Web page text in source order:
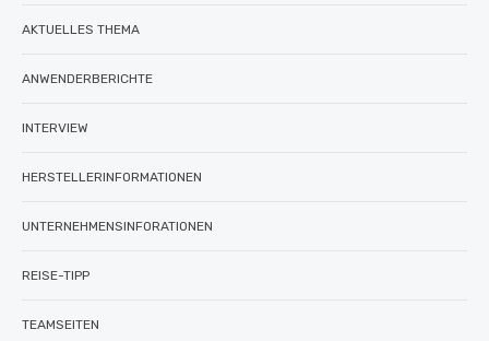
AKTUELLES THEMA
ANWENDERBERICHTE
INTERVIEW
HERSTELLERINFORMATIONEN
UNTERNEHMENSINFORATIONEN
REISE-TIPP
TEAMSEITEN